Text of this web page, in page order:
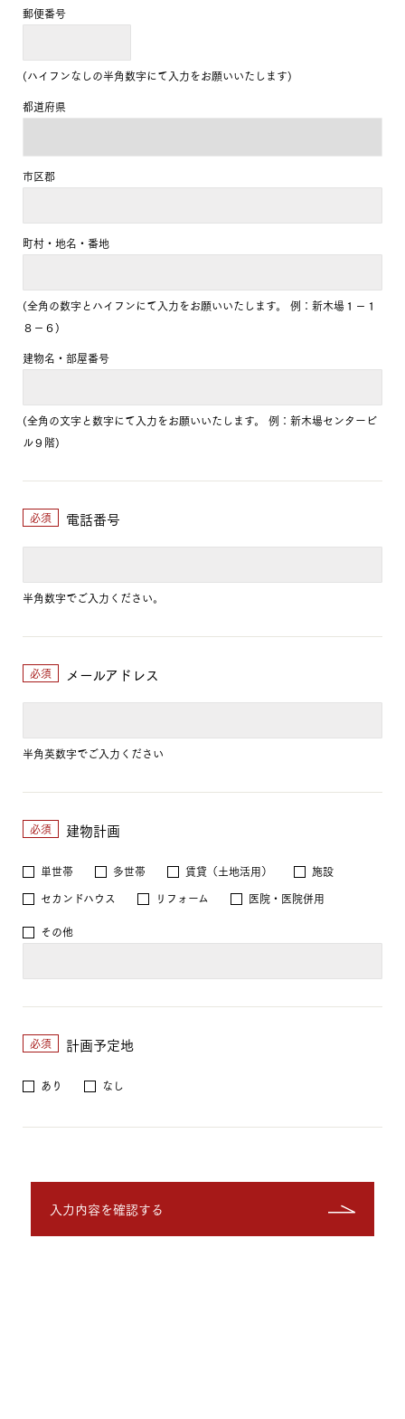
郵便番号
(ハイフンなしの半角数字にて入力をお願いいたします)
都道府県
市区郡
町村・地名・番地
(全角の数字とハイフンにて入力をお願いいたします。 例：新木場１－１
８－６)
建物名・部屋番号
(全角の文字と数字にて入力をお願いいたします。 例：新木場センタービ
ル９階)
必須 電話番号
半角数字でご入力ください。
必須 メールアドレス
半角英数字でご入力ください
必須 建物計画
単世帯 多世帯 賃貸（土地活用）
施設
セカンドハウス
リフォーム
医院・医院併用
その他
必須 計画予定地
あり なし
入力内容を確認する